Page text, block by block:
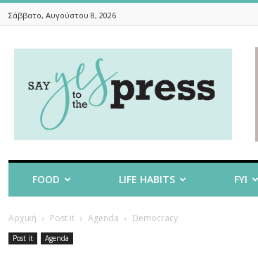
Σάββατο, Αυγούστου 8, 2026
To
The
FOOD LIFE HABITS FYI
Αρχική Post it Agenda Democracy
Post it Agenda